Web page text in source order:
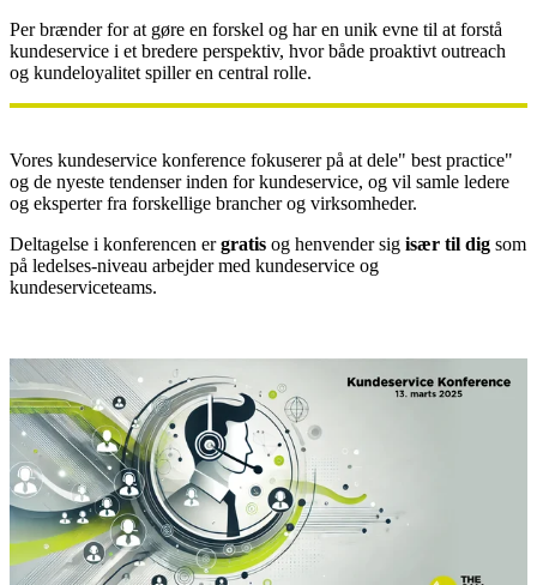
Per brænder for at gøre en forskel og har en unik evne til at forstå
kundeservice i et bredere perspektiv, hvor både proaktivt outreach
og kundeloyalitet spiller en central rolle.
Vores kundeservice konference fokuserer på at dele" best practice"
og de nyeste tendenser inden for kundeservice, og vil samle ledere
og eksperter fra forskellige brancher og virksomheder.
Deltagelse i konferencen ergratis og henvender sig især til dig som
på ledelses-niveau arbejder med kundeservice og
kundeserviceteams.